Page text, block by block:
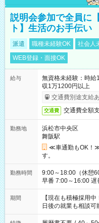
説明会参加で全員に
ト】生活のお手伝い
派遣 職種未経験OK 社会人
WEB登録・面接OK
給与
無資格未経験：時
収1万1200円以上
交通費別途支給
交通費 交通費全額
勤務地
浜松市中央区
舞阪駅
≪車通勤もOK！≫
す。
勤務時間
9:00～18:00（休憩60分） ■ご希望があれば下記シ
早番 7:00～16:00 遅番 10:00～
い」 「余裕を持っ
たくない」 など、ご希望
の方へ 今ご覧のお
の勤務時間。 合計
期間
【現在も積極採用
日後の就業も相談可